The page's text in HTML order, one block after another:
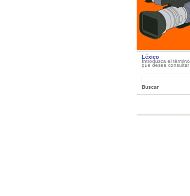
Léxico
Introduzca el término
que desea consultar